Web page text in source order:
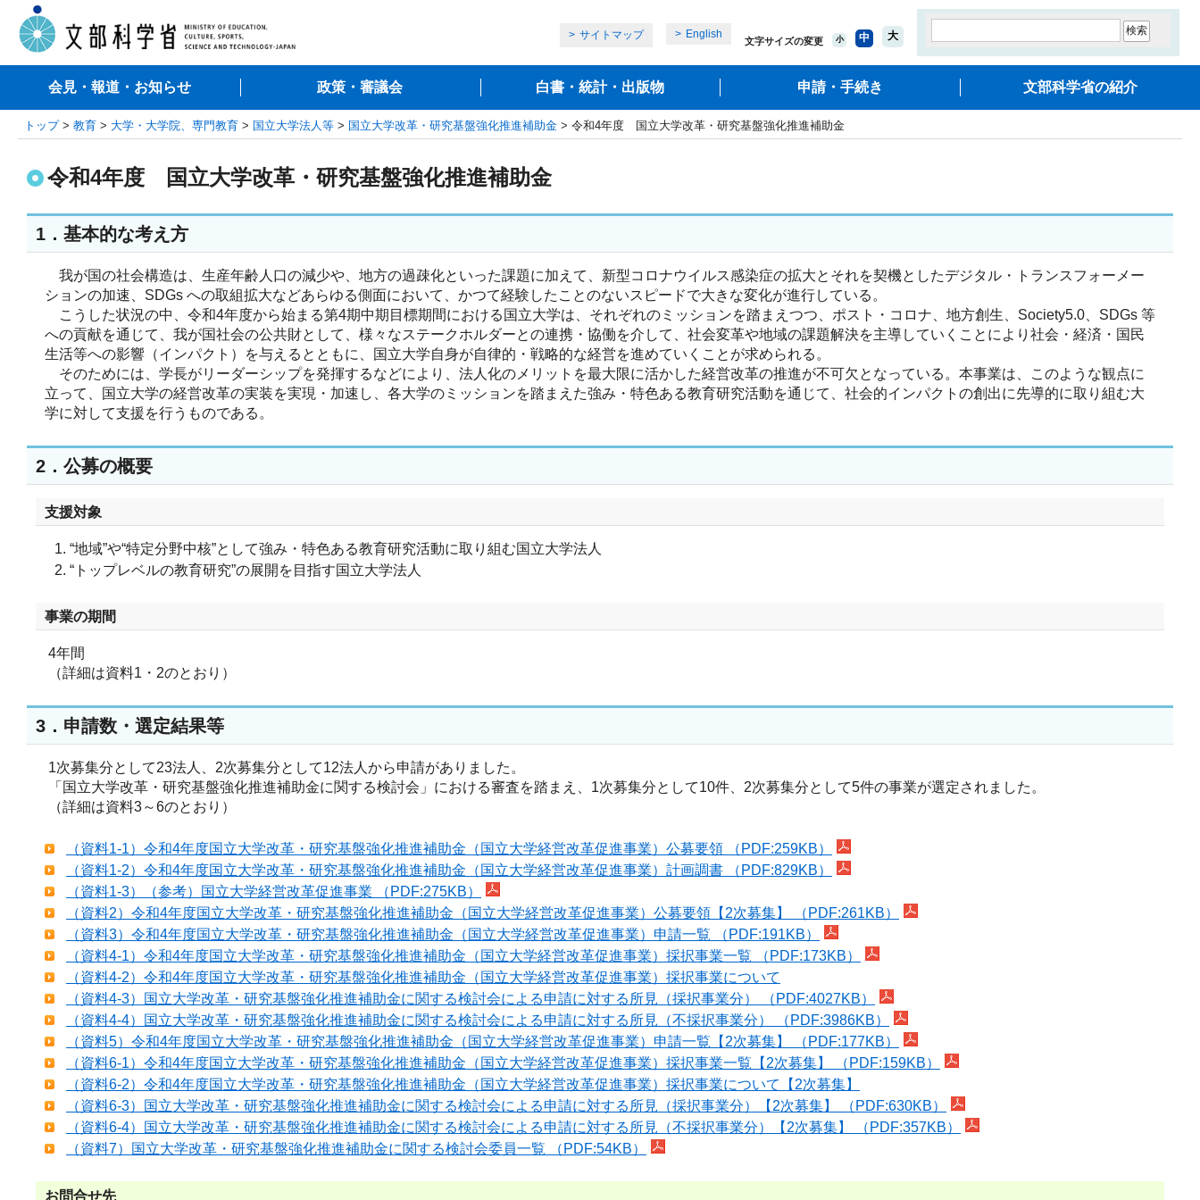
サイトマップ English
文字サイズの変更 小 中 大
会見・報道・お知らせ 政策・審議会 白書・統計・出版物 申請・手続き 文部科学省の紹介
トップ> 教育 > 大学・大学院、専門教育 > 国立大学法人等 > 国立大学改革・研究基盤強化推進補助金 > 令和4年度 国立大学改革・研究基盤強化推進補助金
令和4年度 国立大学改革・研究基盤強化推進補助金
1．基本的な考え方
我が国の社会構造は、生産年齢人口の減少や、地方の過疎化といった課題に加えて、新型コロナウイルス感染症の拡大とそれを契機としたデジタル・トランスフォーメー
ションの加速、SDGs への取組拡大などあらゆる側面において、かつて経験したことのないスピードで大きな変化が進行している。
こうした状況の中、令和4年度から始まる第4期中期目標期間における国立大学は、それぞれのミッションを踏まえつつ、ポスト・コロナ、地方創生、Society5.0、SDGs 等
への貢献を通じて、我が国社会の公共財として、様々なステークホルダーとの連携・協働を介して、社会変革や地域の課題解決を主導していくことにより社会・経済・国民
生活等への影響（インパクト）を与えるとともに、国立大学自身が自律的・戦略的な経営を進めていくことが求められる。
そのためには、学長がリーダーシップを発揮するなどにより、法人化のメリットを最大限に活かした経営改革の推進が不可欠となっている。本事業は、このような観点に
立って、国立大学の経営改革の実装を実現・加速し、各大学のミッションを踏まえた強み・特色ある教育研究活動を通じて、社会的インパクトの創出に先導的に取り組む大
学に対して支援を行うものである。
2．公募の概要
支援対象
“地域”や“特定分野中核”として強み・特色ある教育研究活動に取り組む国立大学法人
“トップレベルの教育研究”の展開を目指す国立大学法人
事業の期間
4年間
（詳細は資料1・2のとおり）
3．申請数・選定結果等
1次募集分として23法人、2次募集分として12法人から申請がありました。
「国立大学改革・研究基盤強化推進補助金に関する検討会」における審査を踏まえ、1次募集分として10件、2次募集分として5件の事業が選定されました。
（詳細は資料3～6のとおり）
（資料1-1）令和4年度国立大学改革・研究基盤強化推進補助金（国立大学経営改革促進事業）公募要領 （PDF:259KB）
（資料1-2）令和4年度国立大学改革・研究基盤強化推進補助金（国立大学経営改革促進事業）計画調書 （PDF:829KB）
（資料1-3）（参考）国立大学経営改革促進事業 （PDF:275KB）
（資料2）令和4年度国立大学改革・研究基盤強化推進補助金（国立大学経営改革促進事業）公募要領【2次募集】 （PDF:261KB）
（資料3）令和4年度国立大学改革・研究基盤強化推進補助金（国立大学経営改革促進事業）申請一覧 （PDF:191KB）
（資料4-1）令和4年度国立大学改革・研究基盤強化推進補助金（国立大学経営改革促進事業）採択事業一覧 （PDF:173KB）
（資料4-2）令和4年度国立大学改革・研究基盤強化推進補助金（国立大学経営改革促進事業）採択事業について
（資料4-3）国立大学改革・研究基盤強化推進補助金に関する検討会による申請に対する所見（採択事業分） （PDF:4027KB）
（資料4-4）国立大学改革・研究基盤強化推進補助金に関する検討会による申請に対する所見（不採択事業分） （PDF:3986KB）
（資料5）令和4年度国立大学改革・研究基盤強化推進補助金（国立大学経営改革促進事業）申請一覧【2次募集】 （PDF:177KB）
（資料6-1）令和4年度国立大学改革・研究基盤強化推進補助金（国立大学経営改革促進事業）採択事業一覧【2次募集】 （PDF:159KB）
（資料6-2）令和4年度国立大学改革・研究基盤強化推進補助金（国立大学経営改革促進事業）採択事業について【2次募集】
（資料6-3）国立大学改革・研究基盤強化推進補助金に関する検討会による申請に対する所見（採択事業分）【2次募集】 （PDF:630KB）
（資料6-4）国立大学改革・研究基盤強化推進補助金に関する検討会による申請に対する所見（不採択事業分）【2次募集】 （PDF:357KB）
（資料7）国立大学改革・研究基盤強化推進補助金に関する検討会委員一覧 （PDF:54KB）
お問合せ先